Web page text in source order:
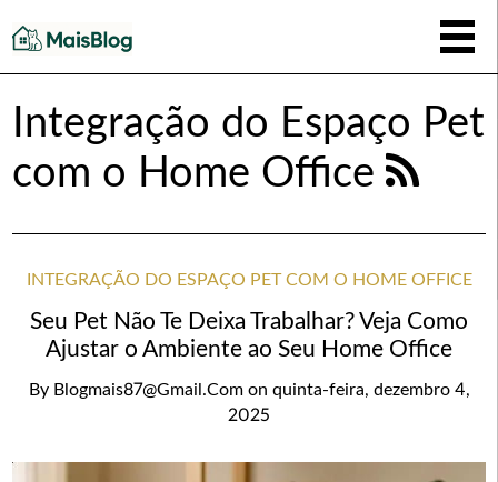
Integração do Espaço Pet
com o Home Office
INTEGRAÇÃO DO ESPAÇO PET COM O HOME OFFICE
Seu Pet Não Te Deixa Trabalhar? Veja Como
Ajustar o Ambiente ao Seu Home Office
By Blogmais87@gmail.com on quinta-feira, dezembro 4,
2025